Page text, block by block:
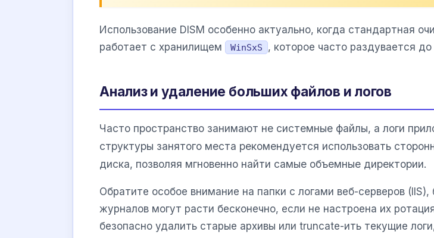
Использование DISM особенно актуально, когда стандартная
работает с хранилищем
WinSxS , которое часто раздувается
Анализ и удаление больших файлов и логов
Часто пространство занимают не системные файлы, а логи
структуры занятого места рекомендуется использовать
диска, позволяя мгновенно найти самые объемные директории.
Обратите особое внимание на папки с логами веб-серверов (IIS),
журналов могут расти бесконечно, если не настроена их
безопасно удалить старые архивы или truncate-ить текущие